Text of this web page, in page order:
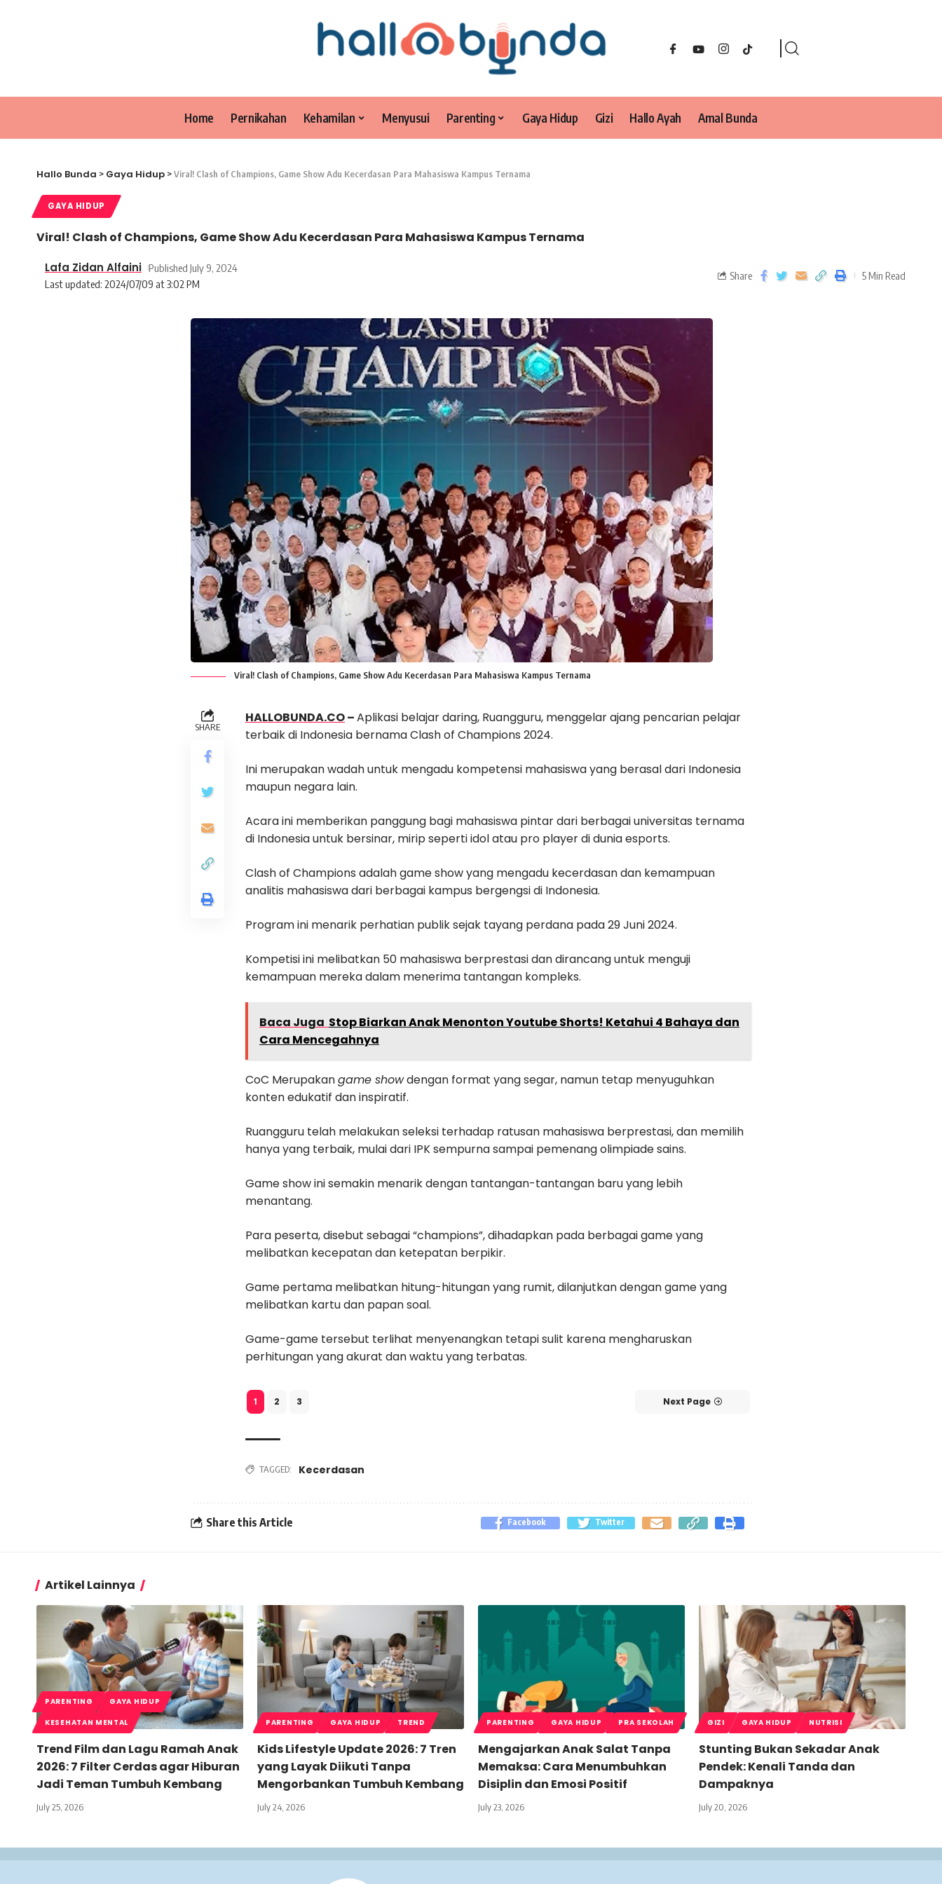
Home Pernikahan Kehamilan Menyusui Parenting Gaya Hidup Gizi Hallo Ayah Amal Bunda
Hallo Bunda > Gaya Hidup >Viral! Clash of Champions, Game Show Adu Kecerdasan Para Mahasiswa Kampus Ternama
GAYA HIDUP
Viral! Clash of Champions, Game Show Adu Kecerdasan Para Mahasiswa Kampus Ternama
Last updated: 2024/07/09 at 3:02 PM
Lafa Zidan Alfaini Published July 9, 2024
Share 5 Min Read
Viral! Clash of Champions, Game Show Adu Kecerdasan Para Mahasiswa Kampus Ternama
SHARE
HALLOBUNDA.CO–Aplikasi belajar daring, Ruangguru, menggelar ajang pencarian pelajar
terbaik di Indonesia bernama Clash of Champions 2024.
Ini merupakan wadah untuk mengadu kompetensi mahasiswa yang berasal dari Indonesia
maupun negara lain.
Acara ini memberikan panggung bagi mahasiswa pintar dari berbagai universitas ternama
di Indonesia untuk bersinar, mirip seperti idol atau pro player di dunia esports.
Clash of Champions adalah game show yang mengadu kecerdasan dan kemampuan
analitis mahasiswa dari berbagai kampus bergengsi di Indonesia.
Program ini menarik perhatian publik sejak tayang perdana pada 29 Juni 2024.
Kompetisi ini melibatkan 50 mahasiswa berprestasi dan dirancang untuk menguji
kemampuan mereka dalam menerima tantangan kompleks.
Baca Juga Stop Biarkan Anak Menonton Youtube Shorts! Ketahui 4 Bahaya dan
Cara Mencegahnya
CoC Merupakangame showdengan format yang segar, namun tetap menyuguhkan
konten edukatif dan inspiratif.
Ruangguru telah melakukan seleksi terhadap ratusan mahasiswa berprestasi, dan memilih
hanya yang terbaik, mulai dari IPK sempurna sampai pemenang olimpiade sains.
Game show ini semakin menarik dengan tantangan-tantangan baru yang lebih
menantang.
Para peserta, disebut sebagai “champions”, dihadapkan pada berbagai game yang
melibatkan kecepatan dan ketepatan berpikir.
Game pertama melibatkan hitung-hitungan yang rumit, dilanjutkan dengan game yang
melibatkan kartu dan papan soal.
Game-game tersebut terlihat menyenangkan tetapi sulit karena mengharuskan
perhitungan yang akurat dan waktu yang terbatas.
1 2 3 Next Page
TAGGED: Kecerdasan
Share this Article Facebook Twitter
Artikel Lainnya
PARENTING
GAYA HIDUP
KESEHATAN MENTAL
Trend Film dan Lagu Ramah Anak
2026: 7 Filter Cerdas agar Hiburan
Jadi Teman Tumbuh Kembang
July 25, 2026
PARENTING GAYA HIDUP TREND
Kids Lifestyle Update 2026: 7 Tren
yang Layak Diikuti Tanpa
Mengorbankan Tumbuh Kembang
July 24, 2026
PARENTING GAYA HIDUP PRA SEKOLAH
Mengajarkan Anak Salat Tanpa
Memaksa: Cara Menumbuhkan
Disiplin dan Emosi Positif
July 23, 2026
GIZI GAYA HIDUP NUTRISI
Stunting Bukan Sekadar Anak
Pendek: Kenali Tanda dan
Dampaknya
July 20, 2026